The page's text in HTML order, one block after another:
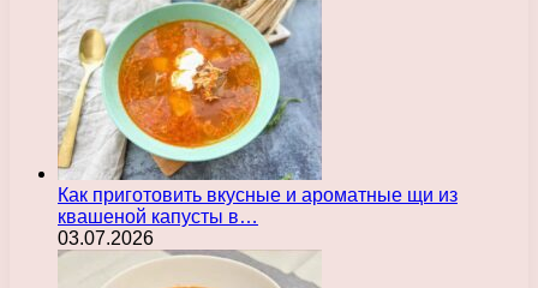
Как приготовить вкусные и ароматные щи из
квашеной капусты в…
03.07.2026